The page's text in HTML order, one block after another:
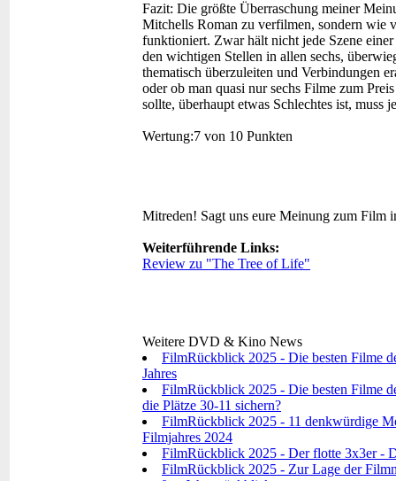
Fazit: Die größte Überraschung meiner
Mitchells Roman zu verfilmen, sondern wie
funktioniert. Zwar hält nicht jede Szene
den wichtigen Stellen in allen sechs,
thematisch überzuleiten und Verbindungen
oder ob man quasi nur sechs Filme zum
sollte, überhaupt etwas Schlechtes ist, muss
Wertung:7 von 10 Punkten
Mitreden! Sagt uns eure Meinung zum Film
Weiterführende Links:
Review zu "The Tree of Life"
Weitere DVD & Kino News
FilmRückblick 2025 - Die besten Filme
Jahres
FilmRückblick 2025 - Die besten Filme
die Plätze 30-11 sichern?
FilmRückblick 2025 - 11 denkwürdige
Filmjahres 2024
FilmRückblick 2025 - Der flotte 3x3er -
FilmRückblick 2025 - Zur Lage der